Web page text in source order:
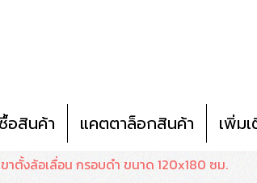
อสินค้า แคตตาล็อกสินค้า เพิ่ม
าตั้งล้อเลื่อน กรอบดำ ขนาด 120x180 ซม.